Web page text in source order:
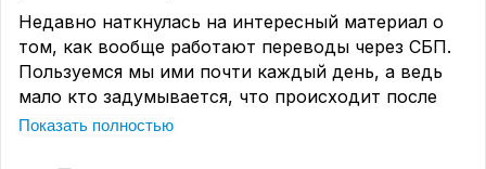
Недавно наткнулась на интересный материал о
том, как вообще работают переводы через СБП.
Пользуемся мы ими почти каждый день, а ведь
мало кто задумывается, что происходит после
того, как мы нажали кнопку «Перевести».
Показать полностью